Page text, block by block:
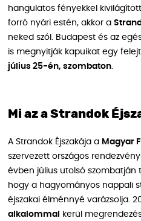
hangulatos fényekkel
forró nyári estén, akkor a
neked szól. Budapest és az
is megnyitják kapuikat egy
július 25-én, szombaton.
Mi az a Strandok
A Strandok Éjszakája a Magyar
szervezett országos
évben július utolsó szombatján
hogy a hagyományos nappali
éjszakai élménnyé varázsolja.
alkalommal
kerül